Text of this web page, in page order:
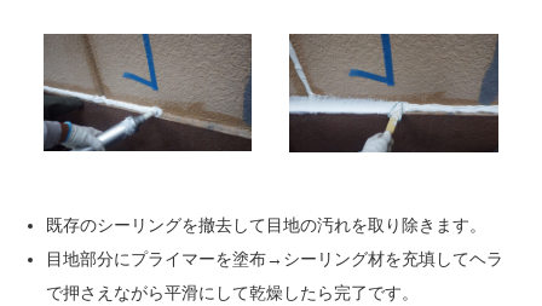
既存のシーリングを撤去して目地の汚れを取り除きます。
目地部分にプライマーを塗布→シーリング材を充填してヘラ
で押さえながら平滑にして乾燥したら完了です。